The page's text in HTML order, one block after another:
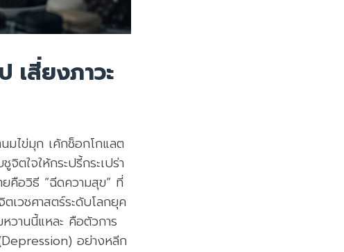
เสี่ยงภาวะ
มไข่มุก เค้กช็อกโกแลต
ตใจให้กระปรี้กระเปร่า
ยคือวิธี “ฉีดความสุข” ที่
เวชศาสตร์ระดับโลกยุค
วานนี้แหละ คือตัวการ
อย่างหลีก